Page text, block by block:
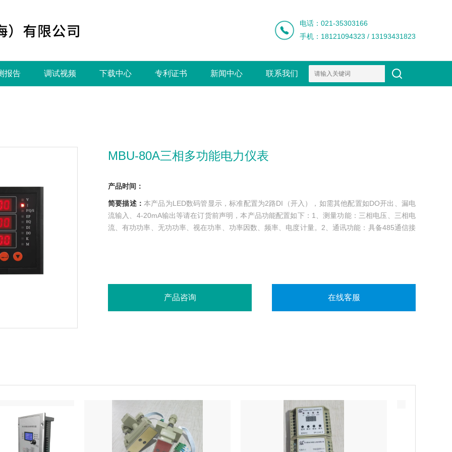
电话：021-35303166
手机：18121094323 / 13193431823
报告 调试视频 下载中心 专利证书 新闻中心 联系我们
MBU-80A三相多功能电力仪表
产品时间：
简要描述： 本产品为LED数码管显示，标准配置为2路DI（开入），如需其他配置如DO开出、漏电
流输入、4-20mA输出等请在订货前声明，本产品功能配置如下：1、测量功能：三相电压、三相电
流、有功功率、无功功率、视在功率、功率因数、频率、电度计量。2、通讯功能：具备485通信接
产品咨询 在线客服